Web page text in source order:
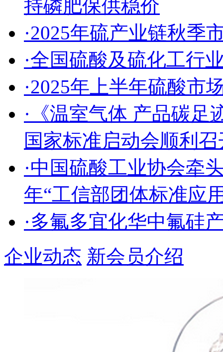
持磷肥保供稳价
·2025年硫产业链秋季
·全国硫酸及硫化工行
·2025年上半年硫酸市
·《温室气体 产品碳足
国家标准启动会顺利召
·中国硫酸工业协会牵
年“工信部团体标准应
·多氟多宜化华中氟硅
企业动态 新会员介绍